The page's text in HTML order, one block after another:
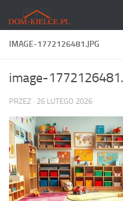
Skip to content
IMAGE-1772126481.JPG
image-
PRZEZ · 26 LUTEGO 2026